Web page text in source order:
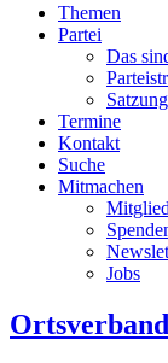
Themen
Partei
Das
Termine
Kontakt
Suche
Mitmachen
Jobs